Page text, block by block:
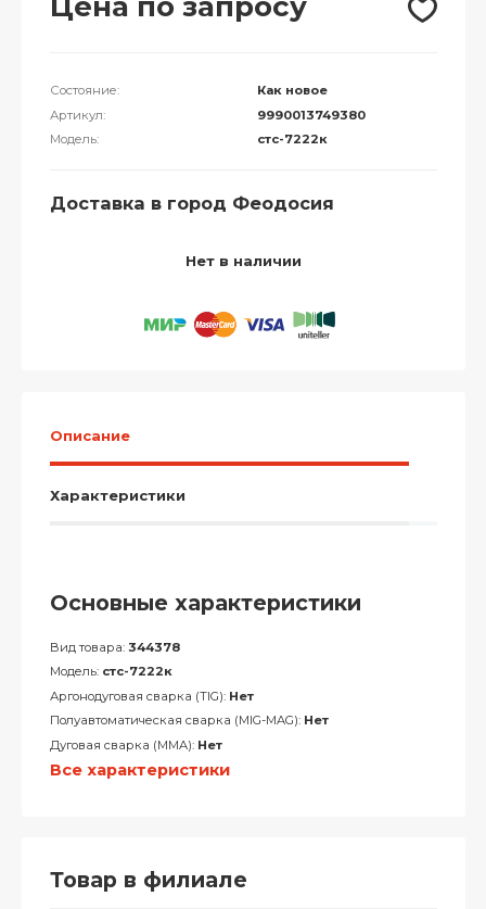
Состояние:
Как новое
Артикул:
9990013749380
Модель:
стс-7222к
Доставка в город Феодосия
Нет в наличии
Описание
Характеристики
Основные характеристики
Вид товара: 344378
Модель: стс-7222к
Аргонодуговая сварка (TIG): Нет
Полуавтоматическая сварка (MIG-MAG): Нет
Дуговая сварка (MMA): Нет
Все характеристики
Товар в филиале